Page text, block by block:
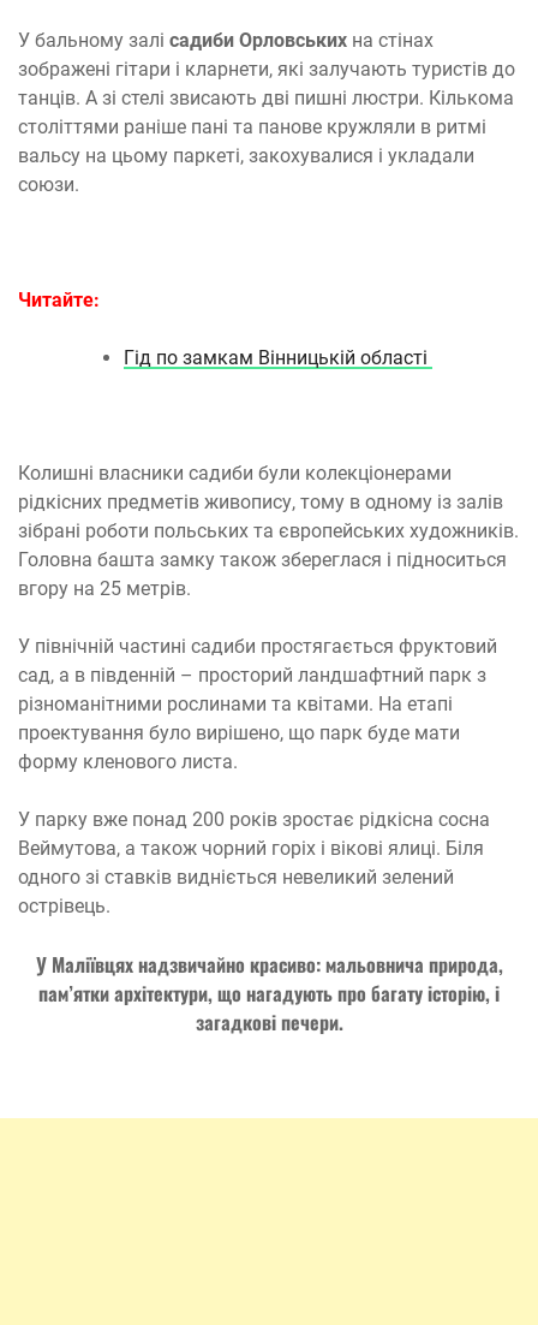
У бальному залі садиби Орловських на стінах
зображені гітари і кларнети, які залучають туристів до
танців. А зі стелі звисають дві пишні люстри. Кількома
століттями раніше пані та панове кружляли в ритмі
вальсу на цьому паркеті, закохувалися і укладали
союзи.
Читайте:
Гід по замкам Вінницькій області
Колишні власники садиби були колекціонерами
рідкісних предметів живопису, тому в одному із залів
зібрані роботи польських та європейських художників.
Головна башта замку також збереглася і підноситься
вгору на 25 метрів.
У північній частині садиби простягається фруктовий
сад, а в південній – просторий ландшафтний парк з
різноманітними рослинами та квітами. На етапі
проектування було вирішено, що парк буде мати
форму кленового листа.
У парку вже понад 200 років зростає рідкісна сосна
Веймутова, а також чорний горіх і вікові ялиці. Біля
одного зі ставків видніється невеликий зелений
острівець.
У Маліївцях надзвичайно красиво: мальовнича природа,
пам’ятки архітектури, що нагадують про багату історію, і
загадкові печери.